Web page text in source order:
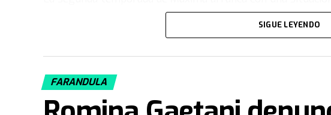
de la vida de la protagonista en la que está másinstalada
Esto lleva a que, la manera de hablar y de dirigirse de
fue la primera temporada. Por eso,
perfiles e idiomas.
SIGUE LEYENDO
FARANDULA